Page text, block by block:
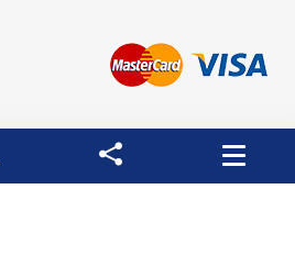
روابط مفيدة